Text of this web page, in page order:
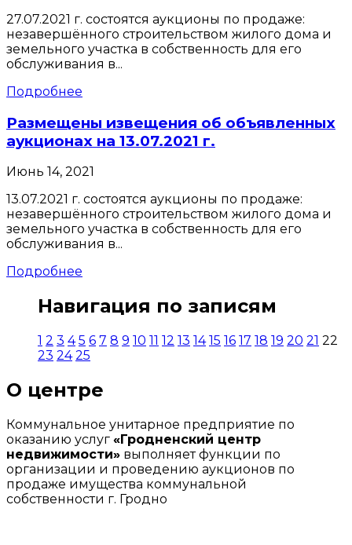
27.07.2021 г. состоятся аукционы по продаже:
незавершённого строительством жилого дома и
земельного участка в собственность для его
обслуживания в...
Подробнее
Размещены извещения об объявленных
аукционах на 13.07.2021 г.
Июнь 14, 2021
13.07.2021 г. состоятся аукционы по продаже:
незавершённого строительством жилого дома и
земельного участка в собственность для его
обслуживания в...
Подробнее
Навигация по записям
1 2 3 4 5 6 7 8 9 10 11 12 13 14 15 16 17 18 19 20 21 22
23 24 25
О центре
Коммунальное унитарное предприятие по
оказанию услуг «Гродненский центр
недвижимости» выполняет функции по
организации и проведению аукционов по
продаже имущества коммунальной
собственности г. Гродно